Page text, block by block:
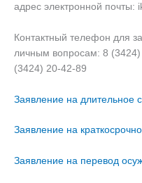
адрес электронной почты:
Контактный телефон для
личным вопросам: 8
(3424) 20-42-89
Заявление на длительное
Заявление на
Заявление на перевод